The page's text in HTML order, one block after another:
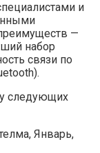
и
—
набор
связи по
следующих
Январь,